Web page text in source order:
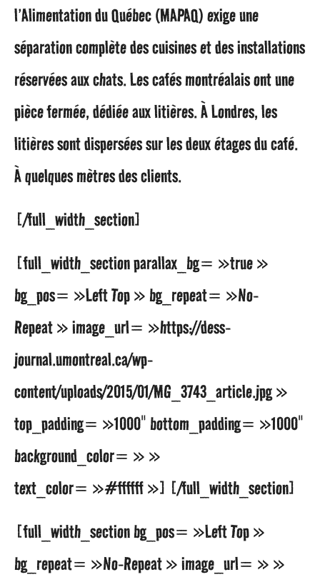
l’Alimentation du Québec (MAPAQ) exige une
séparation complète des cuisines et des installations
réservées aux chats. Les cafés montréalais ont une
pièce fermée, dédiée aux litières. À Londres, les
litières sont dispersées sur les deux étages du café.
À quelques mètres des clients.
[/full_width_section]
[full_width_section parallax_bg= »true »
bg_pos= »Left Top » bg_repeat= »No-
Repeat » image_url= »https://dess-
journal.umontreal.ca/wp-
content/uploads/2015/01/MG_3743_article.jpg »
top_padding= »1000″ bottom_padding= »1000″
background_color= » »
text_color= »#ffffff »] [/full_width_section]
[full_width_section bg_pos= »Left Top »
bg_repeat= »No-Repeat » image_url= » »